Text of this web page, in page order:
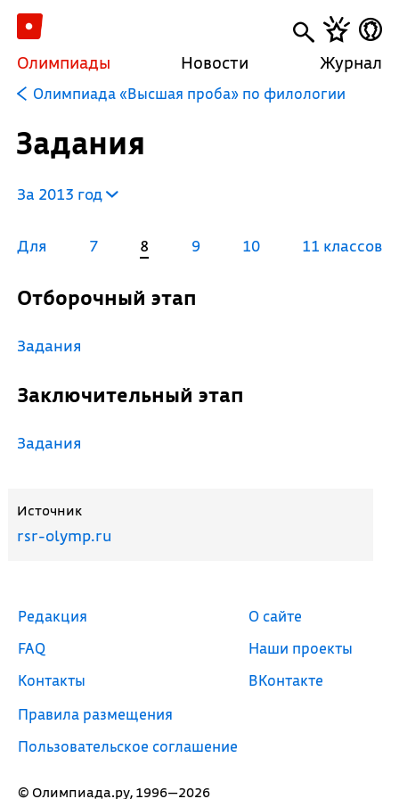
Олимпиады Новости Журнал
Олимпиада «Высшая проба» по филологии
Задания
За 2013 год
Для 7 8 9 10 11 классов
Отборочный этап
Задания
Заключительный этап
Задания
Источник
rsr-olymp.ru
© Олимпиада.ру, 1996—2026
Редакция
FAQ
Контакты
Правила размещения
Пользовательское соглашение
О сайте
Наши проекты
ВКонтакте